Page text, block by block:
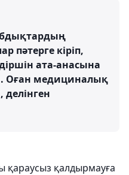
пәтерге кіріп,
ата-анасына
Оған медициналық
қараусыз қалдырмауға